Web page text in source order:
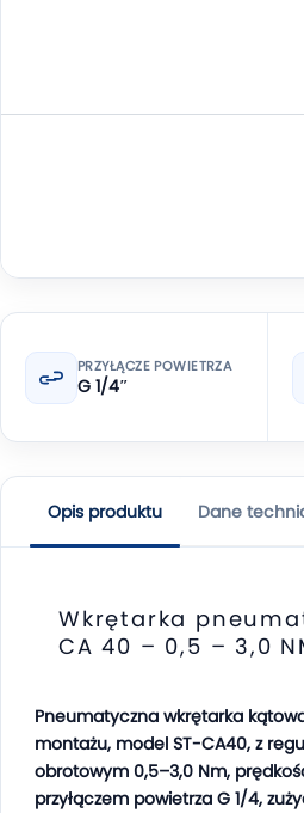
PRZYŁĄCZE POWIETRZA
G 1/4″
Opis produktu Dane
Wkrętarka
CA 40 – 0,5 – 3,0
Pneumatyczna wkrętarka
montażu, model ST-CA40, z
obrotowym 0,5–3,0 Nm,
przyłączem powietrza G 1/4,